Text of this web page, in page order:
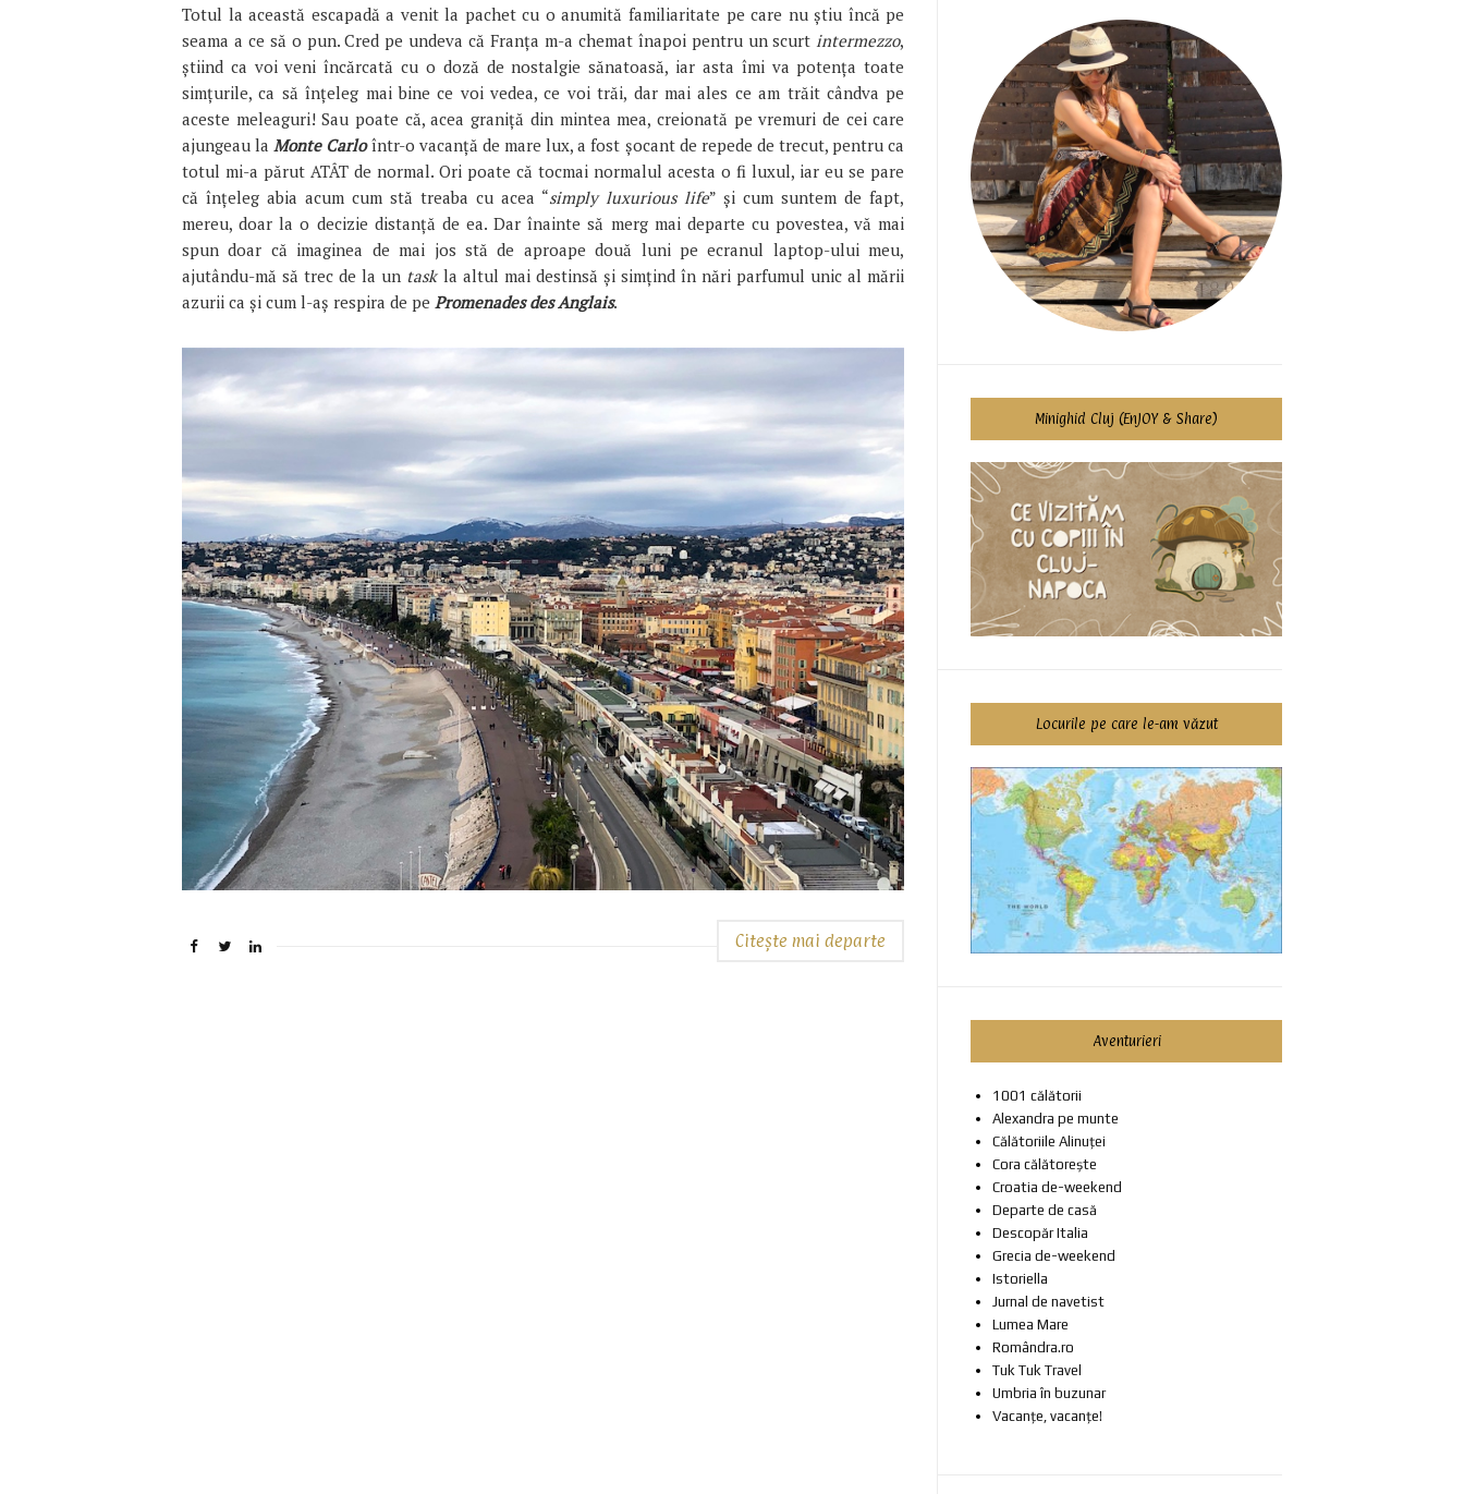
Totul la această escapadă a venit la pachet cu o anumită familiaritate pe care nu știu încă pe
seama a ce să o pun. Cred pe undeva că Franța m-a chemat înapoi pentru un scurtintermezzo,
știind ca voi veni încărcată cu o doză de nostalgie sănatoasă, iar asta îmi va potența toate
simțurile, ca să înțeleg mai bine ce voi vedea, ce voi trăi, dar mai ales ce am trăit cândva pe
aceste meleaguri! Sau poate că, acea graniță din mintea mea, creionată pe vremuri de cei care
ajungeau laMonte Carloîntr-o vacanță de mare lux, a fost șocant de repede de trecut, pentru ca
totul mi-a părut ATÂT de normal. Ori poate că tocmai normalul acesta o fi luxul, iar eu se pare
că înțeleg abia acum cum stă treaba cu acea “simply luxurious life” și cum suntem de fapt,
mereu, doar la o decizie distanță de ea. Dar înainte să merg mai departe cu povestea, vă mai
spun doar că imaginea de mai jos stă de aproape două luni pe ecranul laptop-ului meu,
ajutându-mă să trec de la un taskla altul mai destinsă și simțind în nări parfumul unic al mării
azurii ca și cum l-aș respira de pe Promenades des Anglais.
Citește mai departe
Minighid Cluj (EnJOY & Share)
Locurile pe care le-am văzut
Aventurieri
1001 călătorii
Alexandra pe munte
Călătoriile Alinuței
Cora călătorește
Croatia de-weekend
Departe de casă
Descopăr Italia
Grecia de-weekend
Istoriella
Jurnal de navetist
Lumea Mare
Romândra.ro
Tuk Tuk Travel
Umbria în buzunar
Vacanțe, vacanțe!